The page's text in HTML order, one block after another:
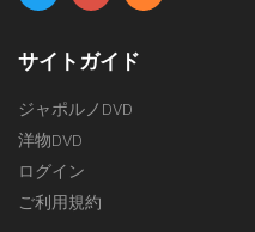
サイトガイド
ジャポルノDVD
洋物DVD
ログイン
ご利用規約